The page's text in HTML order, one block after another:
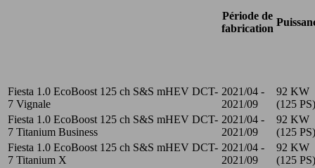
Période de
fabrication
Fiesta 1.0 EcoBoost 125 ch S&S mHEV DCT-
7 Vignale
2021/04 -
2021/09
92 KW
(125 PS)
Fiesta 1.0 EcoBoost 125 ch S&S mHEV DCT-
7 Titanium Business
2021/04 -
2021/09
92 KW
(125 PS)
Fiesta 1.0 EcoBoost 125 ch S&S mHEV DCT-
7 Titanium X
2021/04 -
2021/09
92 KW
(125 PS)